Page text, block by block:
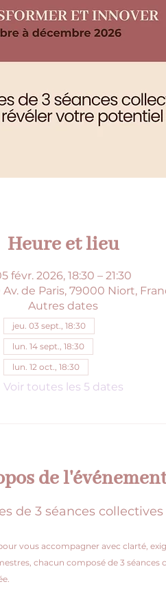
Heure et lieu
févr. 2026, 18:30 – 21:30
Av. de Paris, 79000 Niort,
Autres dates
jeu. 03 sept., 18:30
lun. 14 sept., 18:30
lun. 12 oct., 18:30
Voir toutes les 5 dates
de
de 3 séances
vous accompagner avec clarté,
chacun composé de 3